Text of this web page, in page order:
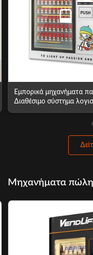
Εμπορικά μηχανήματα
Διαθέσιμο σύστημα
Μηχανήματα